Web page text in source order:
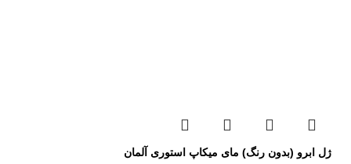
ژل ابرو (بدون رنگ) مای میکاپ استوری آلمان